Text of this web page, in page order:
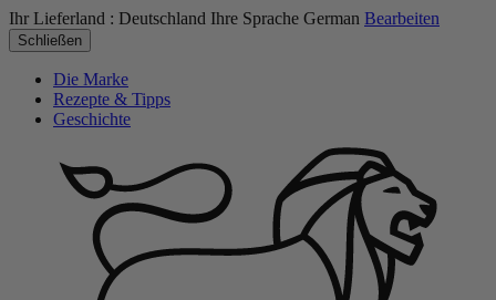
Ihr Lieferland : Deutschland Ihre Sprache German Bearbeiten
Schließen
Die Marke
Rezepte & Tipps
Geschichte